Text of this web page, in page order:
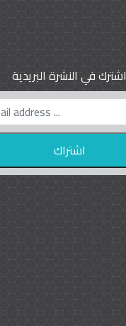
اشترك في النشرة البريدية